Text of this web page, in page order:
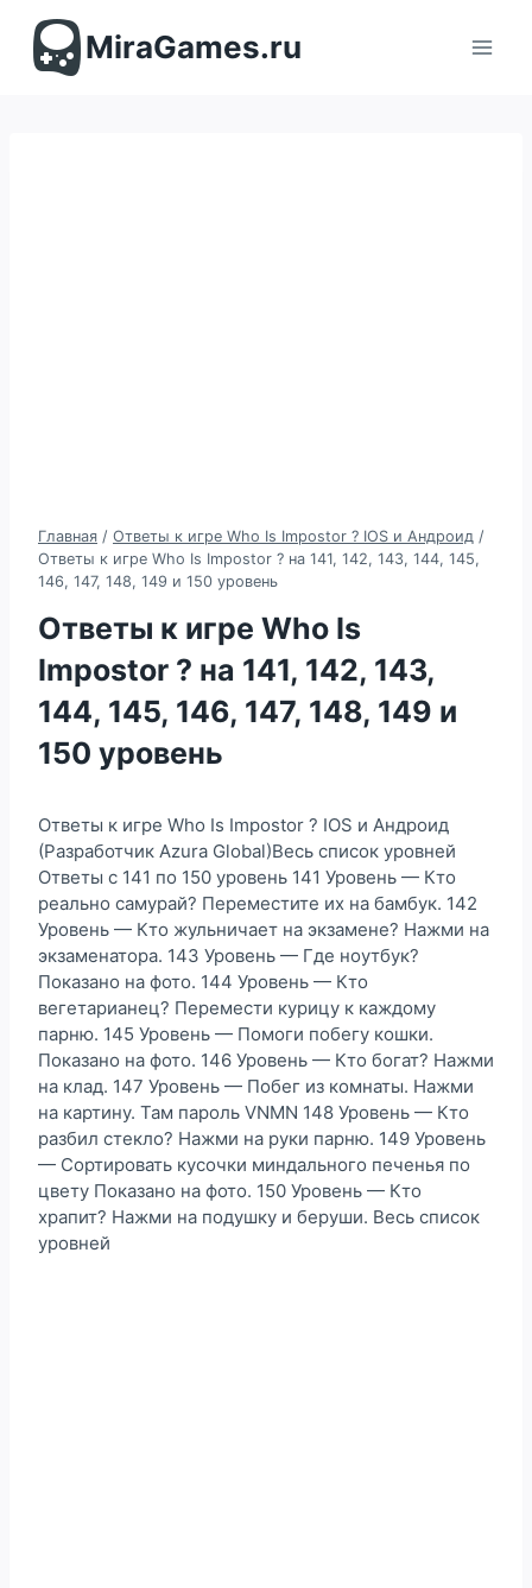
содержимомуMiraGames.ru
Главная / Ответы к игре Who Is Impostor ? IOS и Андроид /
Ответы к игре Who Is Impostor ? на 141, 142, 143, 144, 145,
146, 147, 148, 149 и 150 уровень
Ответы к игре Who Is
Impostor ? на 141, 142, 143,
144, 145, 146, 147, 148, 149 и
150 уровень
Ответы к игре Who Is Impostor ? IOS и Андроид
(Разработчик Azura Global)Весь список уровней
Ответы с 141 по 150 уровень 141 Уровень — Кто
реально самурай? Переместите их на бамбук. 142
Уровень — Кто жульничает на экзамене? Нажми на
экзаменатора. 143 Уровень — Где ноутбук?
Показано на фото. 144 Уровень — Кто
вегетарианец? Перемести курицу к каждому
парню. 145 Уровень — Помоги побегу кошки.
Показано на фото. 146 Уровень — Кто богат? Нажми
на клад. 147 Уровень — Побег из комнаты. Нажми
на картину. Там пароль VNMN 148 Уровень — Кто
разбил стекло? Нажми на руки парню. 149 Уровень
— Сортировать кусочки миндального печенья по
цвету Показано на фото. 150 Уровень — Кто
храпит? Нажми на подушку и беруши. Весь список
уровней